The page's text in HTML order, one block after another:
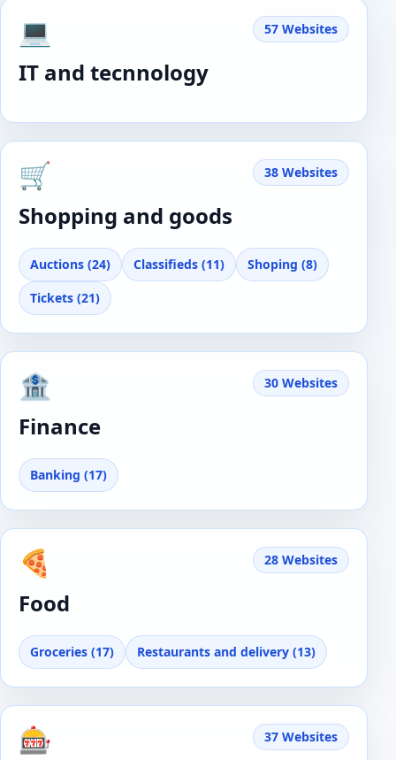
💻
IT and tecnnology
57 Websites
🛒
Shopping and goods
38 Websites
Auctions (24) Classifieds (11)
Shoping (8)
Tickets (21)
🏦
Finance
30 Websites
Banking (17)
🍕
Food
28 Websites
Groceries (17) Restaurants and delivery (13)
🎰 37 Websites